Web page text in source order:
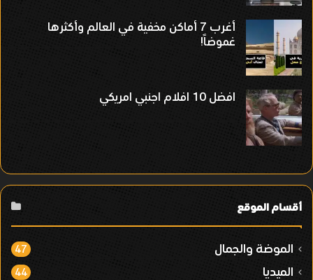
أغرب 7 أماكن مخفية في العالم وأكثرها
غموضاً!
افضل 10 افلام اجنبي امريكي
أقسام الموقع
الموضة والجمال 47
الميديا 44